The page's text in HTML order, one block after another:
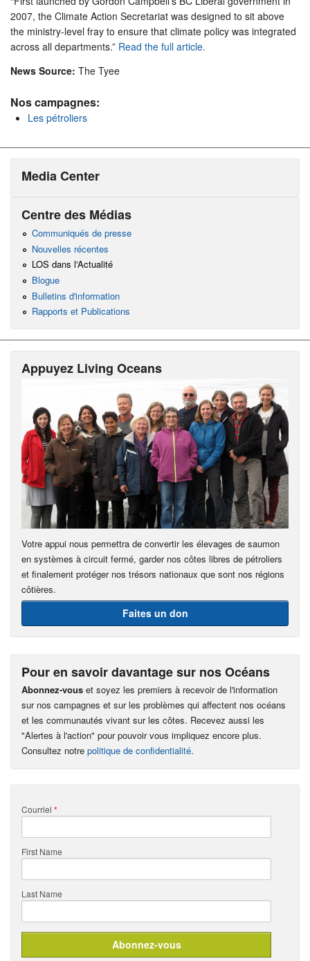
2007, the Climate Action Secretariat was designed to sit above
the ministry-level fray to ensure that climate policy was integrated
across all departments.” Read the full article.
News Source: The Tyee
Nos campagnes:
Les pétroliers
Media Center
Centre des Médias
Communiqués de presse
Nouvelles récentes
LOS dans l'Actualité
Blogue
Bulletins d'information
Rapports et Publications
Appuyez Living Oceans
Votre appui nous permettra de convertir les élevages de saumon
en systèmes à circuit fermé, garder nos côtes libres de pétroliers
et finalement protéger nos trésors nationaux que sont nos régions
côtières.
Faites un don
Pour en savoir davantage sur nos Océans
Abonnez-vous et soyez les premiers à recevoir de l'information
sur nos campagnes et sur les problèmes qui affectent nos océans
et les communautés vivant sur les côtes. Recevez aussi les
"Alertes à l'action" pour pouvoir vous impliquez encore plus.
Consultez notre politique de confidentialité.
Courriel *
First Name
Last Name